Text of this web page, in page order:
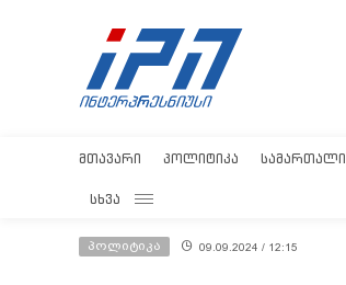
ᲛᲗᲐᲕᲐᲠᲘ ᲞᲝᲚᲘᲢᲘᲙᲐ ᲡᲐᲛᲐᲠᲗᲐᲚᲘ
ᲡᲮᲕᲐ
პოლიტიკა 09.09.2024 / 12:15